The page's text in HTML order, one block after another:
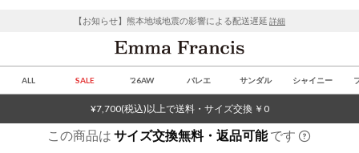
【お知らせ】熊本地域地震の影響による配送遅延 詳細
ALL SALE ’26AW バレエ サンダル シャイニー
¥7,700(税込)以上で送料・サイズ交換 ￥0
この商品は サイズ交換無料・返品可能です